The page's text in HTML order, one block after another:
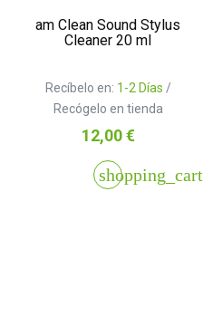
am Clean Sound Stylus
Cleaner 20 ml
Recíbelo en: 1-2 Días /
Recógelo en tienda
Precio
12,00 €
shopping_cart